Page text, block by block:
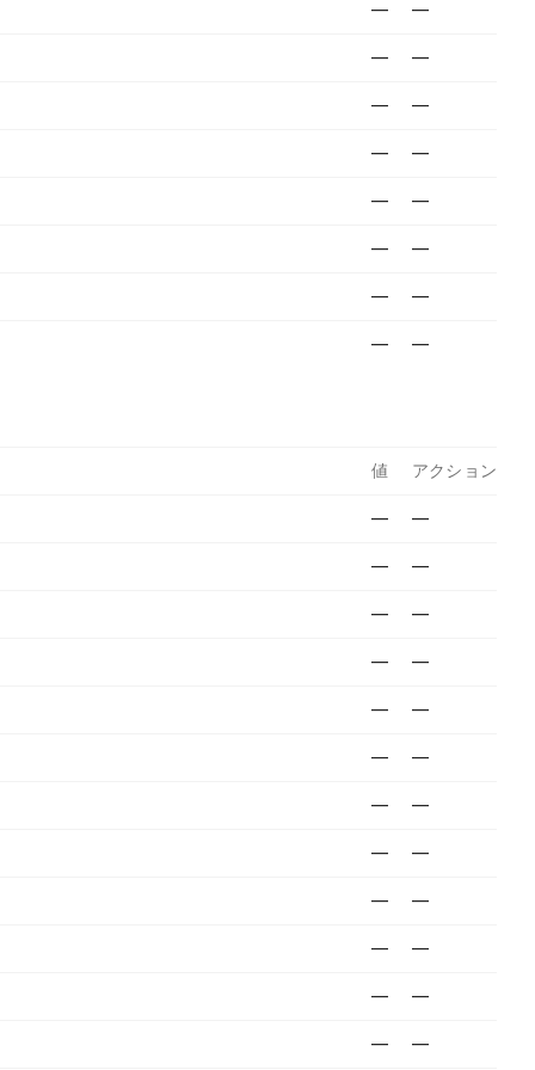
— —
— —
— —
— —
— —
— —
— —
— —
値 アクション
— —
— —
— —
— —
— —
— —
— —
— —
— —
— —
— —
— —